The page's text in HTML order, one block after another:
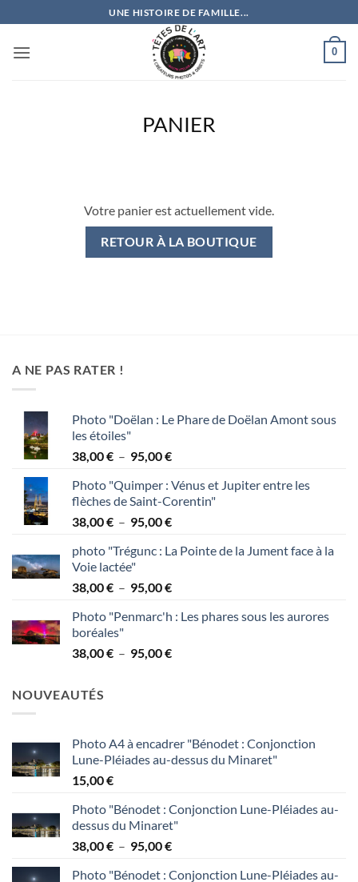
au
contenu
UNE HISTOIRE DE FAMILLE...
0
PANIER
Votre panier est actuellement vide.
RETOUR À LA BOUTIQUE
A NE PAS RATER !
Photo "Doëlan : Le Phare de Doëlan Amont sous
les étoiles"
38,00€ – 95,00€Plage
prix :
38,00 €
à
Photo "Quimper : Vénus et Jupiter entre les
flèches de Saint-Corentin"
38,00€ – 95,00€Plage
prix :
à
photo "Trégunc : La Pointe de la Jument face à la
Voie lactée"
38,00€ – 95,00€Plage
prix :
à
Photo "Penmarc'h : Les phares sous les aurores
boréales"
38,00€ – 95,00€Plage
95,00 €
NOUVEAUTÉS
Photo A4 à encadrer "Bénodet : Conjonction
Lune-Pléiades au-dessus du Minaret"
15,00€
Photo "Bénodet : Conjonction Lune-Pléiades au-
dessus du Minaret"
38,00€ – 95,00€Plage
prix :
Photo "Bénodet : Conjonction Lune-Pléiades au-